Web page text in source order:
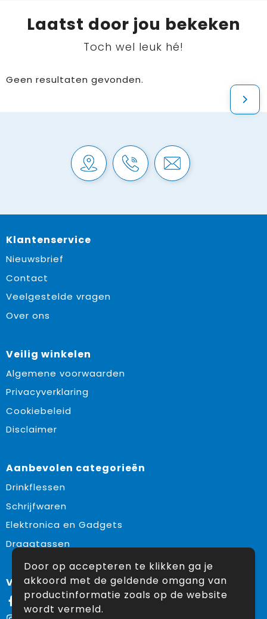
Laatst door jou bekeken
Toch wel leuk hé!
Geen resultaten gevonden.
Klantenservice
Nieuwsbrief
Contact
Veelgestelde vragen
Over ons
Veilig winkelen
Algemene voorwaarden
Privacyverklaring
Cookiebeleid
Disclaimer
Aanbevolen categorieën
Drinkflessen
Schrijfwaren
Elektronica en Gadgets
Draagtassen
Volg ons op:
Facebook
Door op accepteren te klikken ga je
akkoord met de geldende omgang van
productinformatie zoals op de website
wordt vermeld.